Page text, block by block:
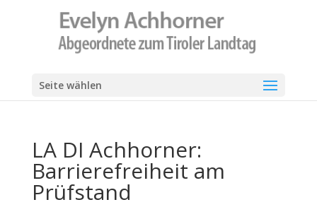
Seite wählen
LA DI Achhorner:
Barrierefreiheit am
Prüfstand